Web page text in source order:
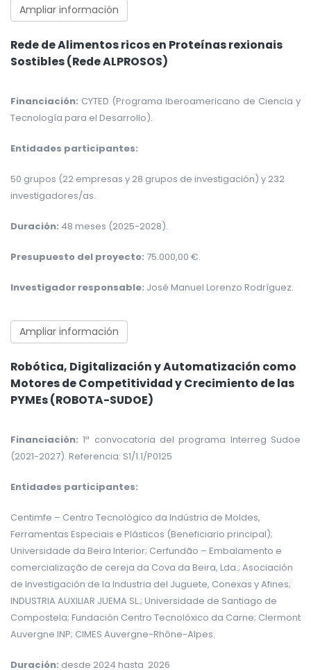
Ampliar información
Rede de Alimentos ricos en Proteínas rexionais
Sostibles (Rede ALPROSOS)
Financiación: CYTED (Programa Iberoamericano de Ciencia y
Tecnología para el Desarrollo).
Entidades participantes:
50 grupos (22 empresas y 28 grupos de investigación) y 232
investigadores/as.
Duración: 48 meses (2025-2028).
Presupuesto del proyecto: 75.000,00 €.
Investigador responsable: José Manuel Lorenzo Rodríguez.
Ampliar información
Robótica, Digitalización y Automatización como
Motores de Competitividad y Crecimiento de las
PYMEs (ROBOTA-SUDOE)
Financiación:1ª convocatoria del programa Interreg Sudoe
(2021-2027). Referencia: S1/1.1/P0125
Entidades participantes:
Centimfe – Centro Tecnológico da Indústria de Moldes,
Ferramentas Especiais e Plásticos (Beneficiario principal);
Universidade da Beira Interior; Cerfundão – Embalamento e
comercialização de cereja da Cova da Beira, Lda.; Asociación
de Investigación de la Industria del Juguete, Conexas y Afines;
INDUSTRIA AUXILIAR JUEMA SL.; Universidade de Santiago de
Compostela; Fundación Centro Tecnolóxico da Carne; Clermont
Auvergne INP; CIMES Auvergne-Rhône-Alpes.
Duración: desde 2024 hasta 2026